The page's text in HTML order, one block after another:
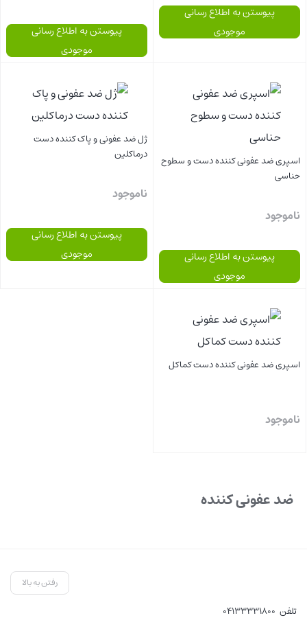
پیوستن به اطلاع رسانی
موجودی
پیوستن به اطلاع رسانی
موجودی
اسپری ضد عفونی کننده دست و سطوح
حناسی
ناموجود
پیوستن به اطلاع رسانی
موجودی
ژل ضد عفونی و پاک کننده دست
درماکلین
ناموجود
پیوستن به اطلاع رسانی
موجودی
اسپری ضد عفونی کننده دست کماکل
ناموجود
ضد عفونی کننده
رفتن به بالا
تلفن 04133331800